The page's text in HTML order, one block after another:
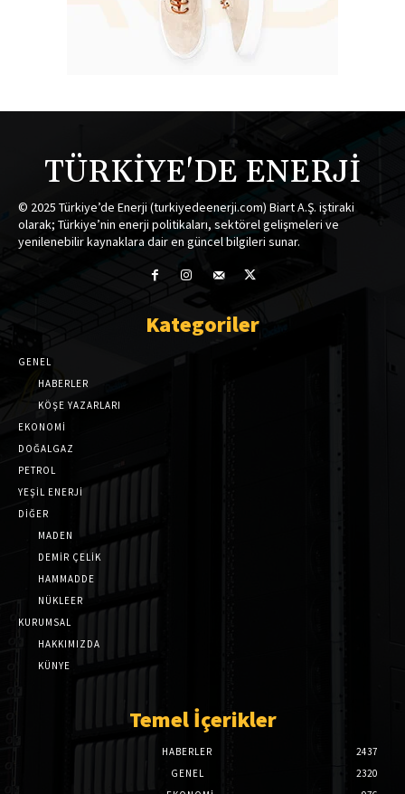
TÜRKİYE'DE ENERJİ
© 2025 Türkiye’de Enerji (turkiyedeenerji.com) Biart A.Ş. iştiraki
olarak; Türkiye’nin enerji politikaları, sektörel gelişmeleri ve
yenilenebilir kaynaklara dair en güncel bilgileri sunar.
Kategoriler
GENEL
HABERLER
KÖŞE YAZARLARI
EKONOMİ
DOĞALGAZ
PETROL
YEŞİL ENERJİ
DİĞER
MADEN
DEMİR ÇELİK
HAMMADDE
NÜKLEER
KURUMSAL
HAKKIMIZDA
KÜNYE
Temel İçerikler
HABERLER
2437
GENEL
2320